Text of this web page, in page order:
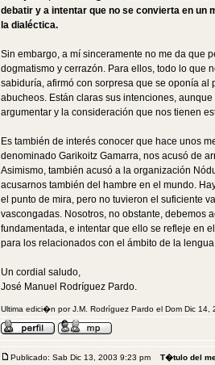
debatir y a intentar que no se convierta en un
la dialéctica.
Sin embargo, a mí sinceramente no me da que
dogmatismo y cerrazón. Para ellos, todo lo que
sabiduría, afirmó con sorpresa que se oponía
abucheos. Están claras sus intenciones,
argumentar y la consideración que nos tienen
Es también de interés conocer que hace unos
denominado Garikoitz Gamarra, nos acusó de
Asimismo, también acusó a la organización
acusarnos también del hambre en el mundo.
el punto de mira, pero no tuvieron el suficiente
vascongadas. Nosotros, no obstante, debemos
fundamentada, e intentar que ello se refleje en
para los relacionados con el ámbito de la
Un cordial saludo,
José Manuel Rodríguez Pardo.
Ultima edici�n por J.M. Rodríguez Pardo el Dom Dic 14,
Publicado: Sab Dic 13, 2003 9:23 pm T�tulo del